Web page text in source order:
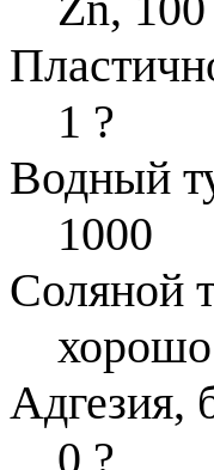
1 ?
Водный
1000
Соляной
хорошо
Адгезия,
0 ?